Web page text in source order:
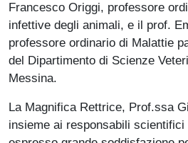
Francesco Origgi, professore
infettive degli animali, e il prof.
professore ordinario di Malattie
del Dipartimento di Scienze
Messina.
La Magnifica Rettrice, Prof.ssa
insieme ai responsabili scientifici